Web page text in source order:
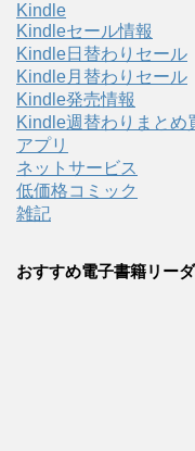
Kindle
Kindleセール情報
Kindle日替わりセール
Kindle月替わりセール
Kindle発売情報
Kindle週替わりまとめ
アプリ
ネットサービス
低価格コミック
雑記
おすすめ電子書籍リー